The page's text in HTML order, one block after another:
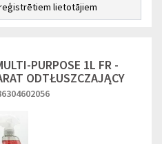
lietotājiem
PURPOSE 1L FR -
ODTŁUSZCZAJĄCY